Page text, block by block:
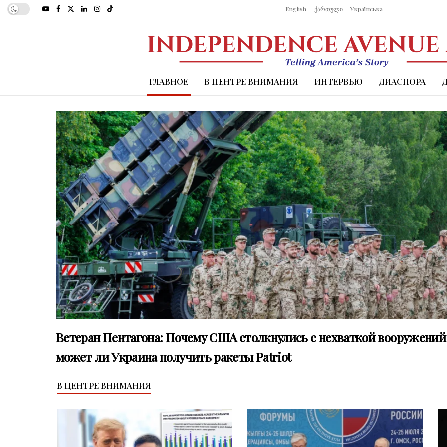
English ქართული Українська
ГЛАВНОЕ В ЦЕНТРЕ ВНИМАНИЯ ИНТЕРВЬЮ ДИАСПОРА
Independence Avenue Media – Рассказываем
Ветеран Пентагона: Почему США столкнулись с нехваткой
может ли Украина получить ракеты Patriot
В ЦЕНТРЕ ВНИМАНИЯ